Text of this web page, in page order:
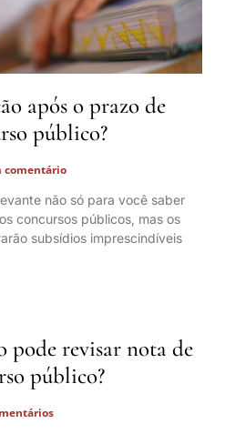
após o prazo de
público?
comentário
não só para você saber
concursos públicos, mas os
subsídios imprescindíveis
pode revisar nota de
público?